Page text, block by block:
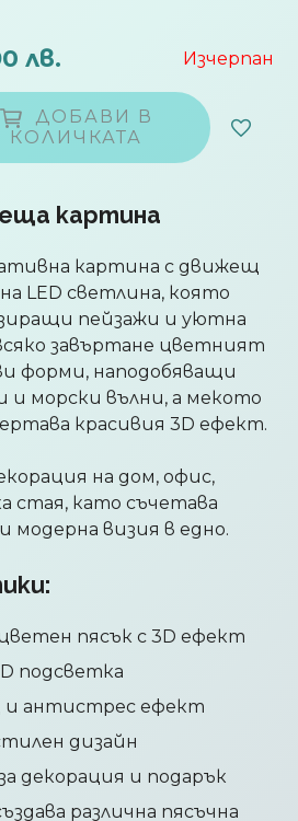
лв. Изчерпан
ДОБАВИ В
КОЛИЧКАТА
картина
картина с движещ
LED светлина, която
пейзажи и уютна
завъртане цветният
форми, наподобяващи
и морски вълни, а мекото
красивия 3D ефект.
на дом, офис,
стая, като съчетава
модерна визия в едно.
пясък с 3D ефект
подсветка
и антистрес ефект
дизайн
декорация и подарък
различна пясъчна